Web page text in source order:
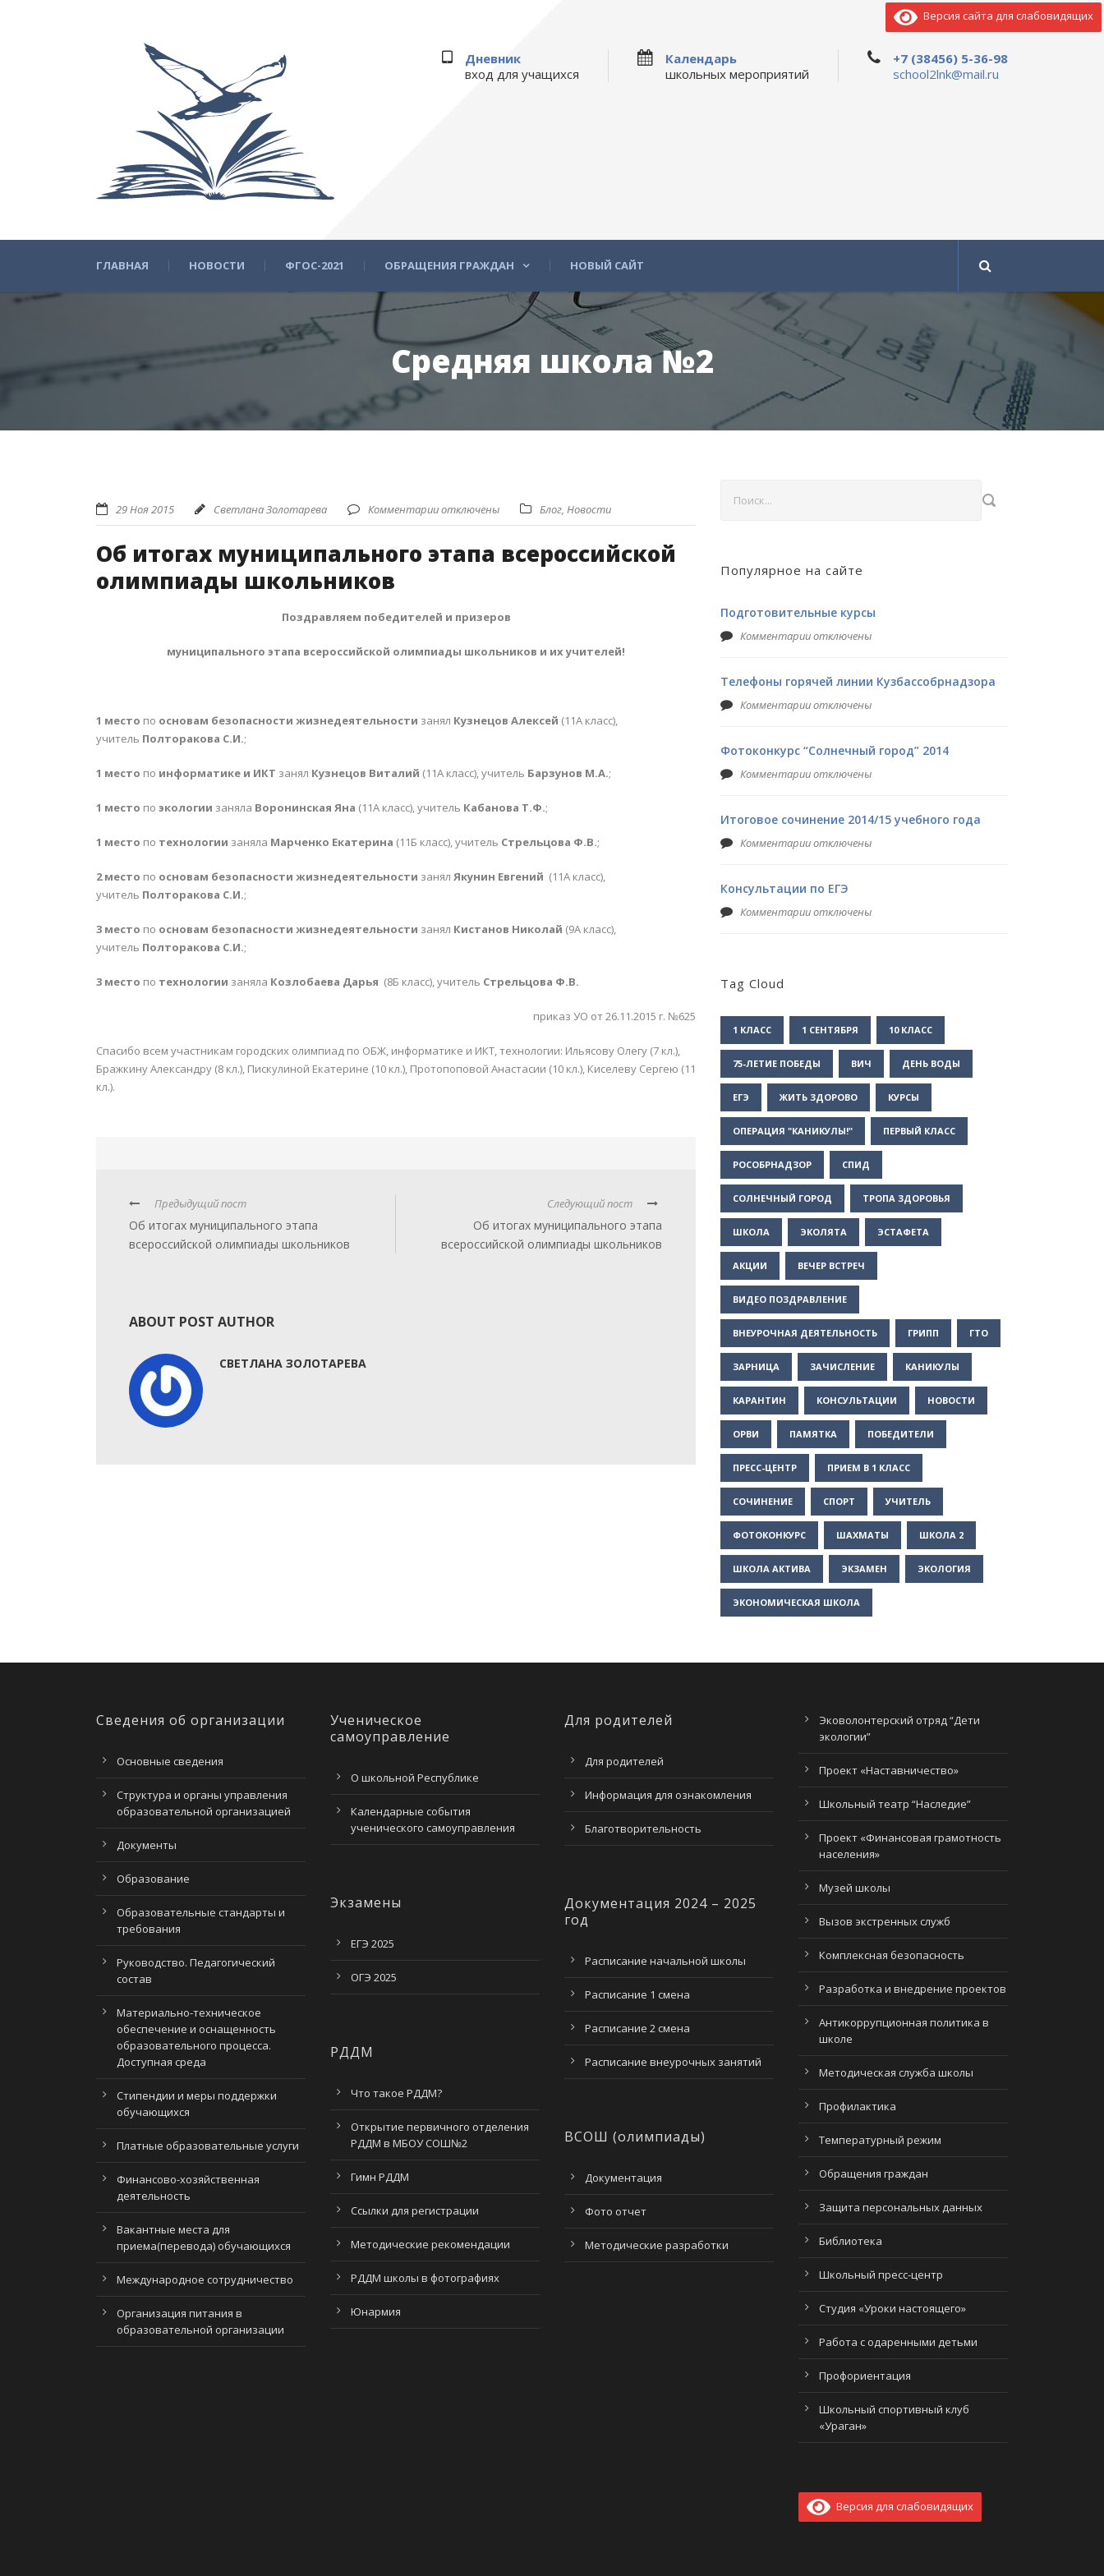
Дневник
вход для учащихся
Календарь
школьных мероприятий
+7 (38456) 5-36-98
school2lnk@mail.ru
ГЛАВНАЯ НОВОСТИ ФГОС-2021 ОБРАЩЕНИЯ ГРАЖДАН НОВЫЙ САЙТ
Средняя школа №2
29 Ноя 2015 Светлана Золотарева Комментарии отключены Блог, Новости
Об итогах муниципального этапа всероссийской
олимпиады школьников
Поздравляем победителей и призеров
муниципального этапа всероссийской олимпиады школьников и их учителей!
1 место по основам безопасности жизнедеятельности занял Кузнецов Алексей (11А класс),
учитель Полторакова С.И.;
1 место по информатике и ИКТ занял Кузнецов Виталий (11А класс), учитель Барзунов М.А.;
1 место по экологии заняла Воронинская Яна (11А класс), учитель Кабанова Т.Ф.;
1 место по технологии заняла Марченко Екатерина (11Б класс), учитель Стрельцова Ф.В.;
2 место по основам безопасности жизнедеятельности занял Якунин Евгений (11А класс),
учитель Полторакова С.И.;
3 место по основам безопасности жизнедеятельности занял Кистанов Николай (9А класс),
учитель Полторакова С.И.;
3 место по технологии заняла Козлобаева Дарья (8Б класс), учитель Стрельцова Ф.В.
приказ УО от 26.11.2015 г. №625
Спасибо всем участникам городских олимпиад по ОБЖ, информатике и ИКТ, технологии: Ильясову Олегу (7 кл.),
Бражкину Александру (8 кл.), Пискулиной Екатерине (10 кл.), Протопоповой Анастасии (10 кл.), Киселеву Сергею (11
кл.).
Предыдущий пост
Об итогах муниципального этапа
всероссийской олимпиады школьников
Следующий пост
Об итогах муниципального этапа
всероссийской олимпиады школьников
ABOUT POST AUTHOR
СВЕТЛАНА ЗОЛОТАРЕВА
Популярное на сайте
Подготовительные курсы
Комментарии отключены
Телефоны горячей линии Кузбассобрнадзора
Комментарии отключены
Фотоконкурс “Солнечный город” 2014
Комментарии отключены
Итоговое сочинение 2014/15 учебного года
Комментарии отключены
Консультации по ЕГЭ
Комментарии отключены
Tag Cloud
1 КЛАСС 1 СЕНТЯБРЯ 10 КЛАСС
75-ЛЕТИЕ ПОБЕДЫ ВИЧ ДЕНЬ ВОДЫ
ЕГЭ ЖИТЬ ЗДОРОВО КУРСЫ
ОПЕРАЦИЯ "КАНИКУЛЫ!" ПЕРВЫЙ КЛАСС
РОСОБРНАДЗОР СПИД
СОЛНЕЧНЫЙ ГОРОД ТРОПА ЗДОРОВЬЯ
ШКОЛА ЭКОЛЯТА ЭСТАФЕТА
АКЦИИ ВЕЧЕР ВСТРЕЧ
ВИДЕО ПОЗДРАВЛЕНИЕ
ВНЕУРОЧНАЯ ДЕЯТЕЛЬНОСТЬ ГРИПП ГТО
ЗАРНИЦА ЗАЧИСЛЕНИЕ КАНИКУЛЫ
КАРАНТИН КОНСУЛЬТАЦИИ НОВОСТИ
ОРВИ ПАМЯТКА ПОБЕДИТЕЛИ
ПРЕСС-ЦЕНТР ПРИЕМ В 1 КЛАСС
СОЧИНЕНИЕ СПОРТ УЧИТЕЛЬ
ФОТОКОНКУРС ШАХМАТЫ ШКОЛА 2
ШКОЛА АКТИВА ЭКЗАМЕН ЭКОЛОГИЯ
ЭКОНОМИЧЕСКАЯ ШКОЛА
Сведения об организации
Основные сведения
Структура и органы управления
образовательной организацией
Документы
Образование
Образовательные стандарты и
требования
Руководство. Педагогический
состав
Материально-техническое
обеспечение и оснащенность
образовательного процесса.
Доступная среда
Стипендии и меры поддержки
обучающихся
Платные образовательные услуги
Финансово-хозяйственная
деятельность
Вакантные места для
приема(перевода) обучающихся
Международное сотрудничество
Организация питания в
образовательной организации
Ученическое
самоуправление
О школьной Республике
Календарные события
ученического самоуправления
Экзамены
ЕГЭ 2025
ОГЭ 2025
РДДМ
Что такое РДДМ?
Открытие первичного отделения
РДДМ в МБОУ СОШ№2
Гимн РДДМ
Ссылки для регистрации
Методические рекомендации
РДДМ школы в фотографиях
Юнармия
Для родителей
Для родителей
Информация для ознакомления
Благотворительность
Документация 2024 – 2025
год
Расписание начальной школы
Расписание 1 смена
Расписание 2 смена
Расписание внеурочных занятий
ВСОШ (олимпиады)
Документация
Фото отчет
Методические разработки
Эковолонтерский отряд “Дети
экологии”
Проект «Наставничество»
Школьный театр “Наследие”
Проект «Финансовая грамотность
населения»
Музей школы
Вызов экстренных служб
Комплексная безопасность
Разработка и внедрение проектов
Антикоррупционная политика в
школе
Методическая служба школы
Профилактика
Температурный режим
Обращения граждан
Защита персональных данных
Библиотека
Школьный пресс-центр
Студия «Уроки настоящего»
Работа с одаренными детьми
Профориентация
Школьный спортивный клуб
«Ураган»
Версия для слабовидящих
Версия сайта для слабовидящих